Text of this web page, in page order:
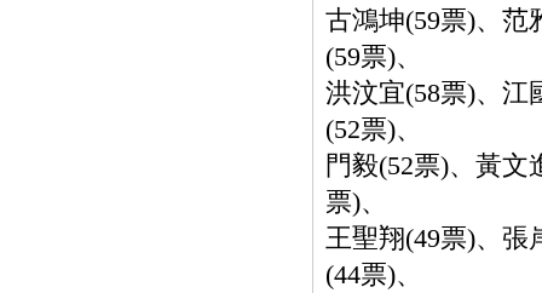
古鴻坤(59票)、范
(59票)、
洪汶宜(58票)、江
(52票)、
門毅(52票)、黃文
票)、
王聖翔(49票)、張
(44票)、